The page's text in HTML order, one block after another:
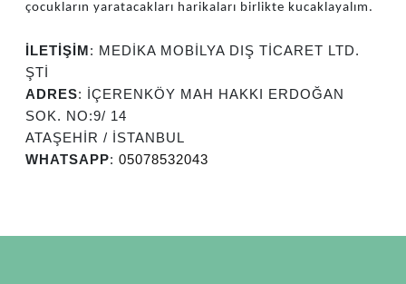
çocukların yaratacakları harikaları birlikte kucaklayalım.
İLETİŞİM: MEDİKA MOBİLYA DIŞ TİCARET LTD.
ŞTİ
ADRES: İÇERENKÖY MAH HAKKI ERDOĞAN
SOK. NO:9/ 14
ATAŞEHİR / İSTANBUL
WHATSAPP: 05078532043